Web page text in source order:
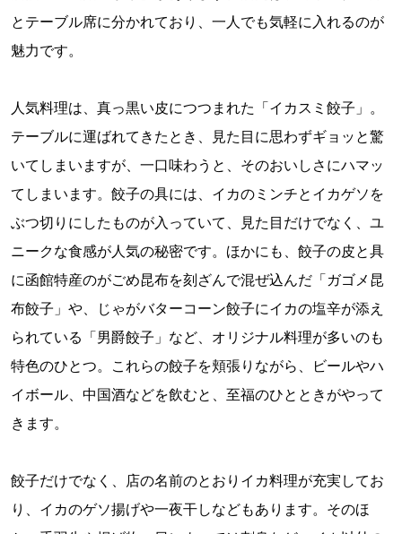
とテーブル席に分かれており、一人でも気軽に入れるのが
魅力です。
人気料理は、真っ黒い皮につつまれた「イカスミ餃子」。
テーブルに運ばれてきたとき、見た目に思わずギョッと驚
いてしまいますが、一口味わうと、そのおいしさにハマッ
てしまいます。餃子の具には、イカのミンチとイカゲソを
ぶつ切りにしたものが入っていて、見た目だけでなく、ユ
ニークな食感が人気の秘密です。ほかにも、餃子の皮と具
に函館特産のがごめ昆布を刻ざんで混ぜ込んだ「ガゴメ昆
布餃子」や、じゃがバターコーン餃子にイカの塩辛が添え
られている「男爵餃子」など、オリジナル料理が多いのも
特色のひとつ。これらの餃子を頬張りながら、ビールやハ
イボール、中国酒などを飲むと、至福のひとときがやって
きます。
餃子だけでなく、店の名前のとおりイカ料理が充実してお
り、イカのゲソ揚げや一夜干しなどもあります。そのほ